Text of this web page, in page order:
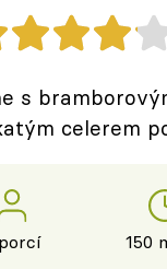
s
celerem
150